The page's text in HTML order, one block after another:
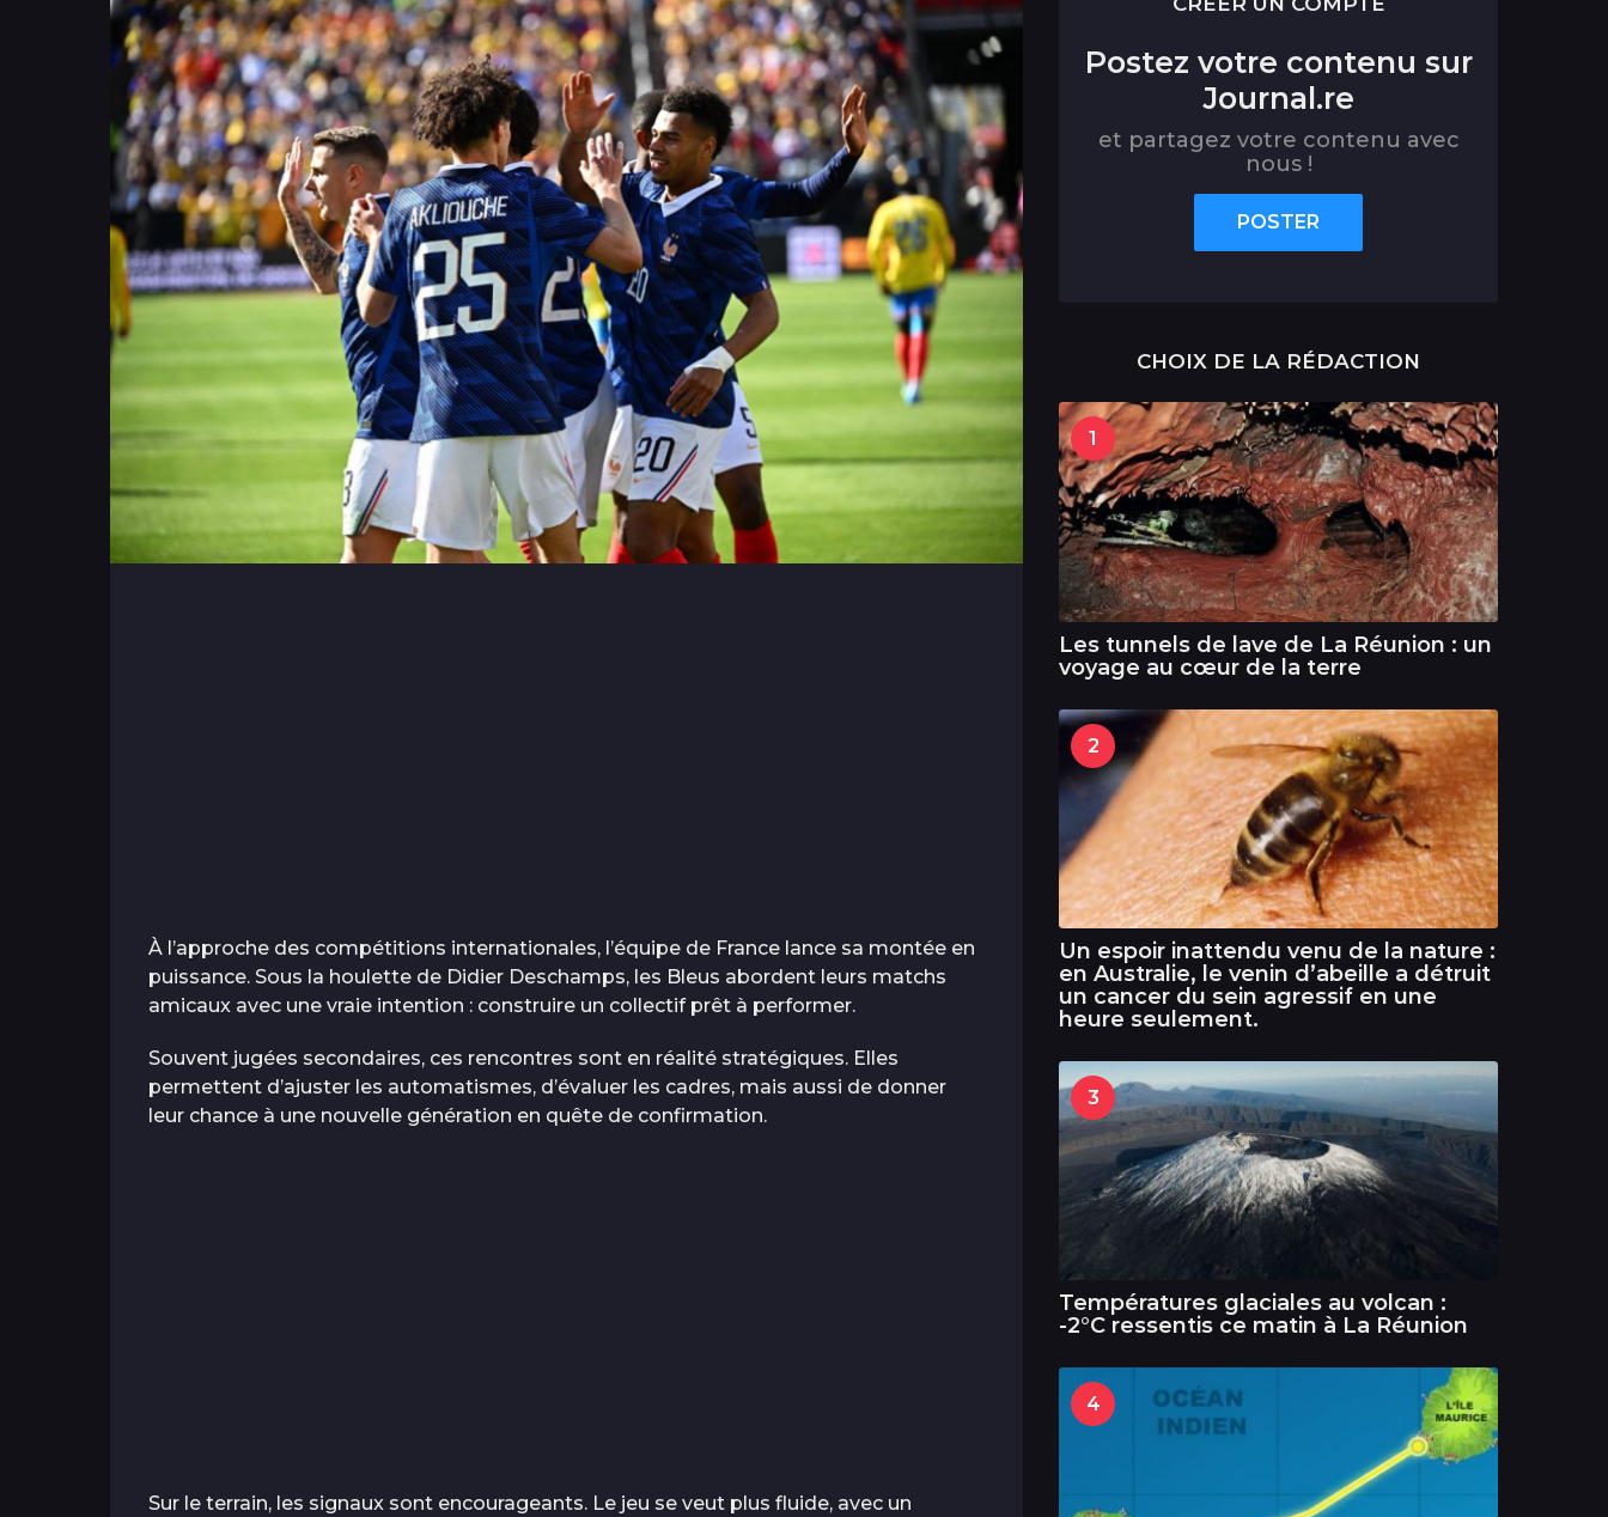
À l’approche des compétitions internationales, l’équipe de France lance sa montée en
puissance. Sous la houlette de Didier Deschamps, les Bleus abordent leurs matchs
amicaux avec une vraie intention : construire un collectif prêt à performer.
Souvent jugées secondaires, ces rencontres sont en réalité stratégiques. Elles
permettent d’ajuster les automatismes, d’évaluer les cadres, mais aussi de donner
leur chance à une nouvelle génération en quête de confirmation.
Sur le terrain, les signaux sont encourageants. Le jeu se veut plus fluide, avec un
Postez votre contenu sur
Journal.re
et partagez votre contenu avec
nous !
POSTER
CHOIX DE LA RÉDACTION
1
Les tunnels de lave de La Réunion : un
voyage au cœur de la terre
2
Un espoir inattendu venu de la nature :
en Australie, le venin d’abeille a détruit
un cancer du sein agressif en une
heure seulement.
3
Températures glaciales au volcan :
-2°C ressentis ce matin à La Réunion
4